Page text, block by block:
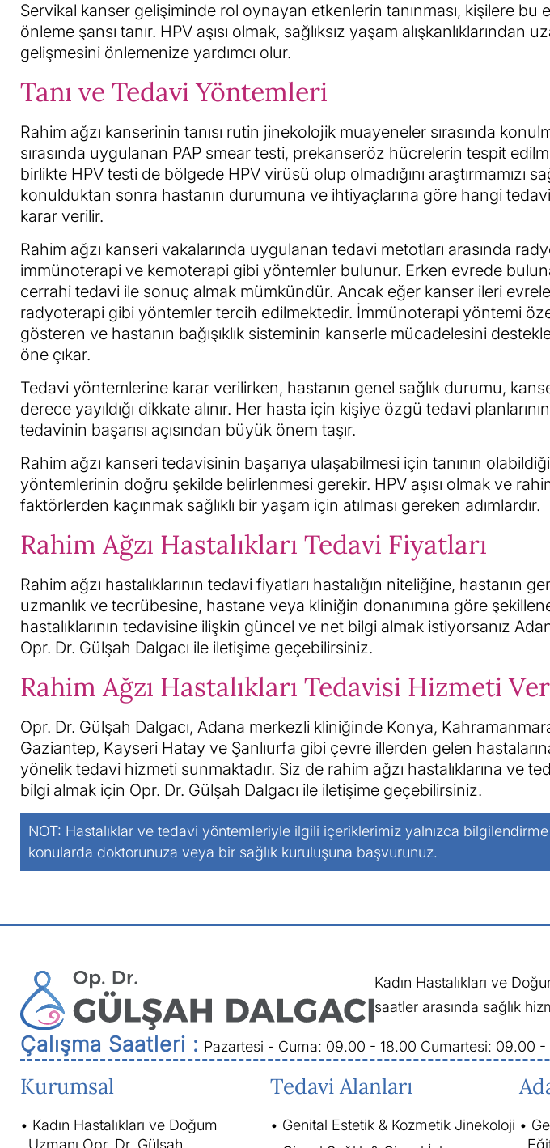
Servikal kanser gelişiminde rol oynayan etkenlerin tanınması, kişilere bu
önleme şansı tanır. HPV aşısı olmak, sağlıksız yaşam alışkanlıklarından
gelişmesini önlemenize yardımcı olur.
Tanı ve Tedavi Yöntemleri
Rahim ağzı kanserinin tanısı rutin jinekolojik muayeneler sırasında
sırasında uygulanan PAP smear testi, prekanseröz hücrelerin tespit
birlikte HPV testi de bölgede HPV virüsü olup olmadığını araştırmamızı
konulduktan sonra hastanın durumuna ve ihtiyaçlarına göre hangi
karar verilir.
Rahim ağzı kanseri vakalarında uygulanan tedavi metotları arasında
immünoterapi ve kemoterapi gibi yöntemler bulunur. Erken evrede
cerrahi tedavi ile sonuç almak mümkündür. Ancak eğer kanser ileri
radyoterapi gibi yöntemler tercih edilmektedir. İmmünoterapi yöntemi
gösteren ve hastanın bağışıklık sisteminin kanserle mücadelesini
öne çıkar.
Tedavi yöntemlerine karar verilirken, hastanın genel sağlık durumu,
derece yayıldığı dikkate alınır. Her hasta için kişiye özgü tedavi
tedavinin başarısı açısından büyük önem taşır.
Rahim ağzı kanseri tedavisinin başarıya ulaşabilmesi için tanının
yöntemlerinin doğru şekilde belirlenmesi gerekir. HPV aşısı olmak ve
faktörlerden kaçınmak sağlıklı bir yaşam için atılması gereken adımlardır.
Rahim Ağzı Hastalıkları Tedavi Fiyatları
Rahim ağzı hastalıklarının tedavi fiyatları hastalığın niteliğine, hastanın
uzmanlık ve tecrübesine, hastane veya kliniğin donanımına göre
hastalıklarının tedavisine ilişkin güncel ve net bilgi almak istiyorsanız
Opr. Dr. Gülşah Dalgacı ile iletişime geçebilirsiniz.
Rahim Ağzı Hastalıkları Tedavisi Hizmeti
Opr. Dr. Gülşah Dalgacı, Adana merkezli kliniğinde Konya,
Gaziantep, Kayseri Hatay ve Şanlıurfa gibi çevre illerden gelen
yönelik tedavi hizmeti sunmaktadır. Siz de rahim ağzı hastalıklarına ve
bilgi almak için Opr. Dr. Gülşah Dalgacı ile iletişime geçebilirsiniz.
NOT: Hastalıklar ve tedavi yöntemleriyle ilgili içeriklerimiz yalnızca bilgilendirme
konularda doktorunuza veya bir sağlık kuruluşuna başvurunuz.
Kadın Hastalıkları ve
saatler arasında sağlık
Çalışma Saatleri : Pazartesi - Cuma: 09.00 - 18.00 Cumartesi: 09.00 -
Kurumsal
Kadın Hastalıkları ve Doğum
Uzmanı Opr. Dr. Gülşah
Tedavi Alanları
Genital Estetik & Kozmetik Jinekoloji